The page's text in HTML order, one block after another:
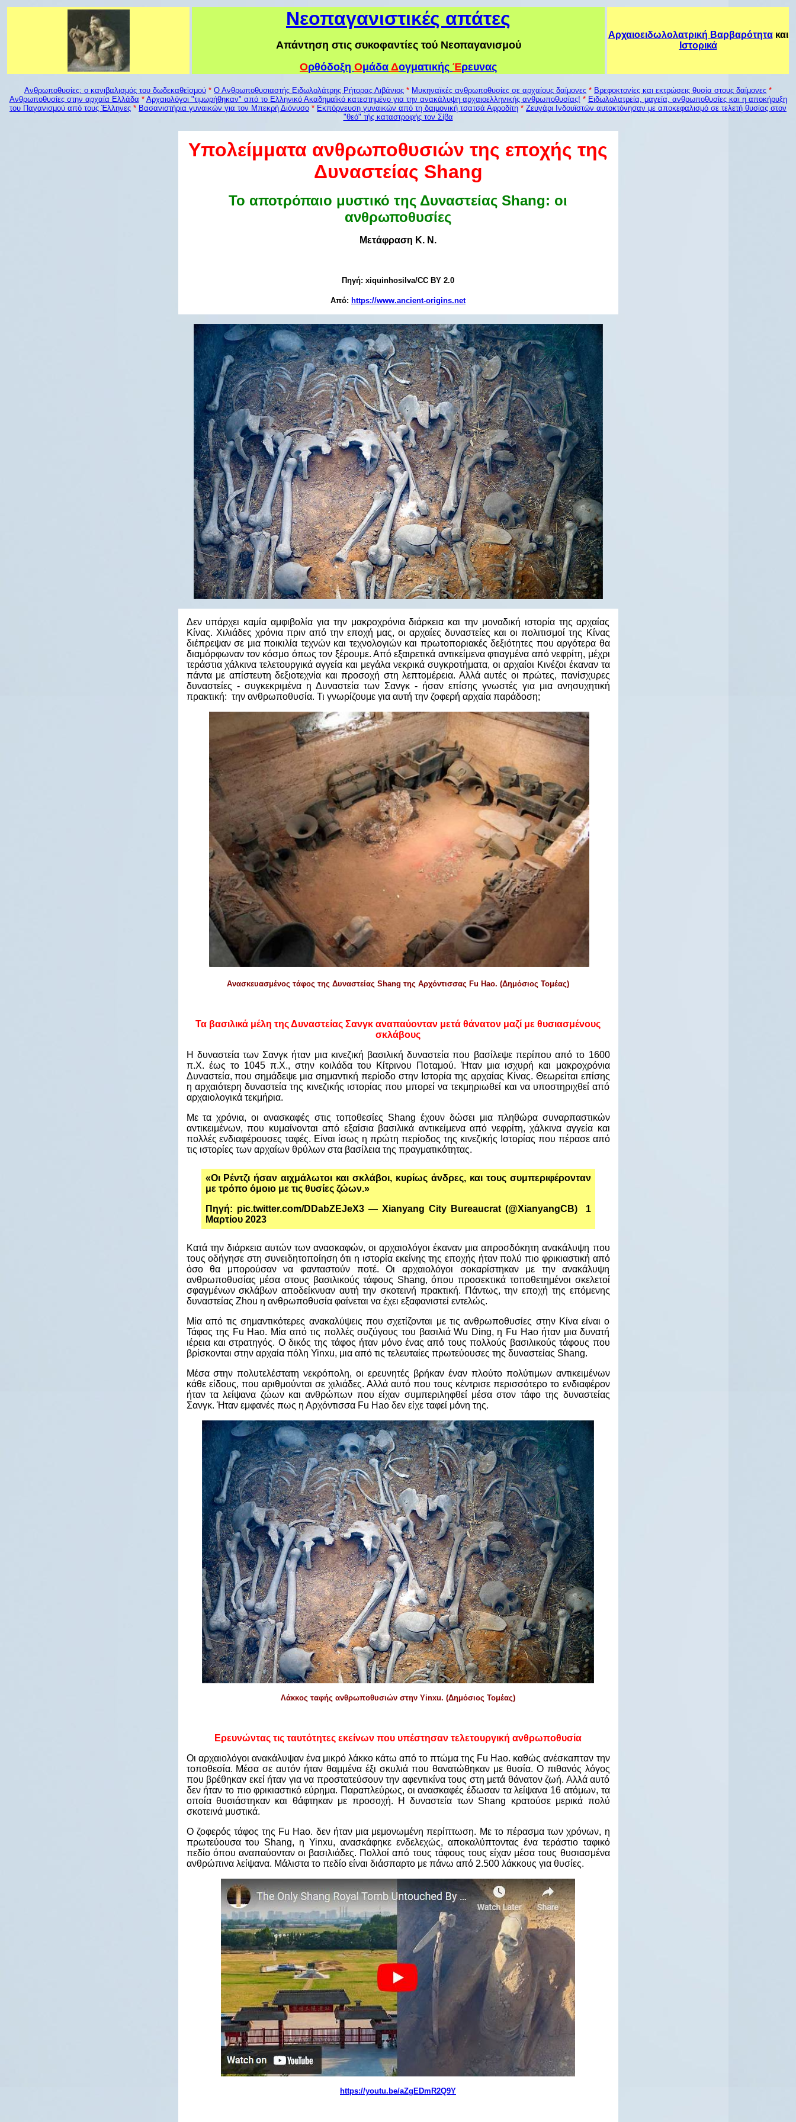
Νεοπαγανιστικές απάτες
Απάντηση στις συκοφαντίες τού Νεοπαγανισμού
Ορθόδοξη Ομάδα Δογματικής Έρευνας
Αρχαιοειδωλολατρική Βαρβαρότητακαι
Ιστορικά
Ανθρωποθυσίες: ο κανιβαλισμός του δωδεκαθεϊσμού * Ο Ανθρωποθυσιαστής Ειδωλολάτρης Ρήτορας Λιβάνιος * Μυκηναϊκές ανθρωποθυσίες σε αρχαίους δαίμονες * Βρεφοκτονίες και εκτρώσεις θυσία στους δαίμονες *
Ανθρωποθυσίες στην αρχαία Ελλάδα * Αρχαιολόγοι "τιμωρήθηκαν" από το Ελληνικό Ακαδημαϊκό κατεστημένο για την ανακάλυψη αρχαιοελληνικής ανθρωποθυσίας! * Ειδωλολατρεία, μαγεία, ανθρωποθυσίες και η αποκήρυξη
του Παγανισμού από τους Έλληνες * Βασανιστήρια γυναικών για τον Μπεκρή Διόνυσο * Εκπόρνευση γυναικών από τη δαιμονική τσατσά Αφροδίτη * Ζευγάρι Ινδουϊστών αυτοκτόνησαν με αποκεφαλισμό σε τελετή θυσίας στον
"θεό" τής καταστροφής τον Σίβα
Υπολείμματα ανθρωποθυσιών της εποχής της
Δυναστείας Shang
Το αποτρόπαιο μυστικό της Δυναστείας Shang: οι
ανθρωποθυσίες
Μετάφραση Κ. Ν.
Πηγή: xiquinhosilva/CC BY 2.0
Από: https://www.ancient-origins.net
Δεν υπάρχει καμία αμφιβολία για την μακροχρόνια διάρκεια και την μοναδική ιστορία της αρχαίας
Κίνας. Χιλιάδες χρόνια πριν από την εποχή μας, οι αρχαίες δυναστείες και οι πολιτισμοί της Κίνας
διέπρεψαν σε μια ποικιλία τεχνών και τεχνολογιών και πρωτοποριακές δεξιότητες που αργότερα θα
διαμόρφωναν τον κόσμο όπως τον ξέρουμε. Από εξαιρετικά αντικείμενα φτιαγμένα από νεφρίτη, μέχρι
τεράστια χάλκινα τελετουργικά αγγεία και μεγάλα νεκρικά συγκροτήματα, οι αρχαίοι Κινέζοι έκαναν τα
πάντα με απίστευτη δεξιοτεχνία και προσοχή στη λεπτομέρεια. Αλλά αυτές οι πρώτες, πανίσχυρες
δυναστείες - συγκεκριμένα η Δυναστεία των Σανγκ - ήσαν επίσης γνωστές για μια ανησυχητική
πρακτική: την ανθρωποθυσία. Τι γνωρίζουμε για αυτή την ζοφερή αρχαία παράδοση;
Ανασκευασμένος τάφος της Δυναστείας Shang της Αρχόντισσας Fu Hao. (Δημόσιος Τομέας)
Τα βασιλικά μέλη της Δυναστείας Σανγκ αναπαύονταν μετά θάνατον μαζί με θυσιασμένους
σκλάβους
Η δυναστεία των Σανγκ ήταν μια κινεζική βασιλική δυναστεία που βασίλεψε περίπου από το 1600
π.Χ. έως το 1045 π.Χ., στην κοιλάδα του Κίτρινου Ποταμού. Ήταν μια ισχυρή και μακροχρόνια
Δυναστεία, που σημάδεψε μια σημαντική περίοδο στην Ιστορία της αρχαίας Κίνας. Θεωρείται επίσης
η αρχαιότερη δυναστεία της κινεζικής ιστορίας που μπορεί να τεκμηριωθεί και να υποστηριχθεί από
αρχαιολογικά τεκμήρια.
Με τα χρόνια, οι ανασκαφές στις τοποθεσίες Shang έχουν δώσει μια πληθώρα συναρπαστικών
αντικειμένων, που κυμαίνονται από εξαίσια βασιλικά αντικείμενα από νεφρίτη, χάλκινα αγγεία και
πολλές ενδιαφέρουσες ταφές. Είναι ίσως η πρώτη περίοδος της κινεζικής Ιστορίας που πέρασε από
τις ιστορίες των αρχαίων θρύλων στα βασίλεια της πραγματικότητας.
«Οι Ρέντζι ήσαν αιχμάλωτοι και σκλάβοι, κυρίως άνδρες, και τους συμπεριφέρονταν
με τρόπο όμοιο με τις θυσίες ζώων.»
Πηγή: pic.twitter.com/DDabZEJeX3 — Xianyang City Bureaucrat (@XianyangCB) 1
Μαρτίου 2023
Κατά την διάρκεια αυτών των ανασκαφών, οι αρχαιολόγοι έκαναν μια απροσδόκητη ανακάλυψη που
τους οδήγησε στη συνειδητοποίηση ότι η ιστορία εκείνης της εποχής ήταν πολύ πιο φρικιαστική από
όσο θα μπορούσαν να φανταστούν ποτέ. Οι αρχαιολόγοι σοκαρίστηκαν με την ανακάλυψη
ανθρωποθυσίας μέσα στους βασιλικούς τάφους Shang, όπου προσεκτικά τοποθετημένοι σκελετοί
σφαγμένων σκλάβων αποδείκνυαν αυτή την σκοτεινή πρακτική. Πάντως, την εποχή της επόμενης
δυναστείας Zhou η ανθρωποθυσία φαίνεται να έχει εξαφανιστεί εντελώς.
Μία από τις σημαντικότερες ανακαλύψεις που σχετίζονται με τις ανθρωποθυσίες στην Κίνα είναι ο
Τάφος της Fu Hao. Μία από τις πολλές συζύγους του βασιλιά Wu Ding, η Fu Hao ήταν μια δυνατή
ιέρεια και στρατηγός. Ο δικός της τάφος ήταν μόνο ένας από τους πολλούς βασιλικούς τάφους που
βρίσκονται στην αρχαία πόλη Yinxu, μια από τις τελευταίες πρωτεύουσες της δυναστείας Shang.
Μέσα στην πολυτελέστατη νεκρόπολη, οι ερευνητές βρήκαν έναν πλούτο πολύτιμων αντικειμένων
κάθε είδους, που αριθμούνται σε χιλιάδες. Αλλά αυτό που τους κέντρισε περισσότερο το ενδιαφέρον
ήταν τα λείψανα ζώων και ανθρώπων που είχαν συμπεριληφθεί μέσα στον τάφο της δυναστείας
Σανγκ. Ήταν εμφανές πως η Αρχόντισσα Fu Hao δεν είχε ταφεί μόνη της.
Λάκκος ταφής ανθρωποθυσιών στην Yinxu. (Δημόσιος Τομέας)
Ερευνώντας τις ταυτότητες εκείνων που υπέστησαν τελετουργική ανθρωποθυσία
Οι αρχαιολόγοι ανακάλυψαν ένα μικρό λάκκο κάτω από το πτώμα της Fu Hao. καθώς ανέσκαπταν την
τοποθεσία. Μέσα σε αυτόν ήταν θαμμένα έξι σκυλιά που θανατώθηκαν με θυσία. Ο πιθανός λόγος
που βρέθηκαν εκεί ήταν για να προστατεύσουν την αφεντικίνα τους στη μετά θάνατον ζωή. Αλλά αυτό
δεν ήταν το πιο φρικιαστικό εύρημα. Παραπλεύρως, οι ανασκαφές έδωσαν τα λείψανα 16 ατόμων, τα
οποία θυσιάστηκαν και θάφτηκαν με προσοχή. Η δυναστεία των Shang κρατούσε μερικά πολύ
σκοτεινά μυστικά.
Ο ζοφερός τάφος της Fu Hao. δεν ήταν μια μεμονωμένη περίπτωση. Με το πέρασμα των χρόνων, η
πρωτεύουσα του Shang, η Yinxu, ανασκάφηκε ενδελεχώς, αποκαλύπτοντας ένα τεράστιο ταφικό
πεδίο όπου αναπαύονταν οι βασιλιάδες. Πολλοί από τους τάφους τους είχαν μέσα τους θυσιασμένα
ανθρώπινα λείψανα. Μάλιστα το πεδίο είναι διάσπαρτο με πάνω από 2.500 λάκκους για θυσίες.
https://youtu.be/aZgEDmR2Q9Y